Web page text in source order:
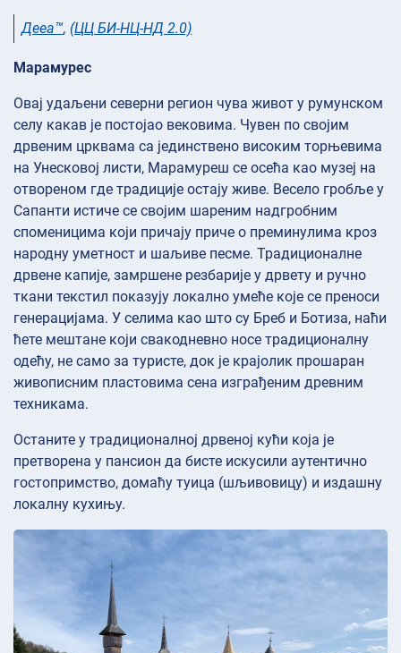
Дееа™, (ЦЦ БИ-НЦ-НД 2.0)
Марамурес
Овај удаљени северни регион чува живот у румунском
селу какав је постојао вековима. Чувен по својим
дрвеним црквама са јединствено високим торњевима
на Унесковој листи, Марамуреш се осећа као музеј на
отвореном где традиције остају живе. Весело гробље у
Сапанти истиче се својим шареним надгробним
споменицима који причају приче о преминулима кроз
народну уметност и шаљиве песме. Традиционалне
дрвене капије, замршене резбарије у дрвету и ручно
ткани текстил показују локално умеће које се преноси
генерацијама. У селима као што су Бреб и Ботиза, наћи
ћете мештане који свакодневно носе традиционалну
одећу, не само за туристе, док је крајолик прошаран
живописним пластовима сена изграђеним древним
техникама.
Останите у традиционалној дрвеној кући која је
претворена у пансион да бисте искусили аутентично
гостопримство, домаћу туица (шљивовицу) и издашну
локалну кухињу.